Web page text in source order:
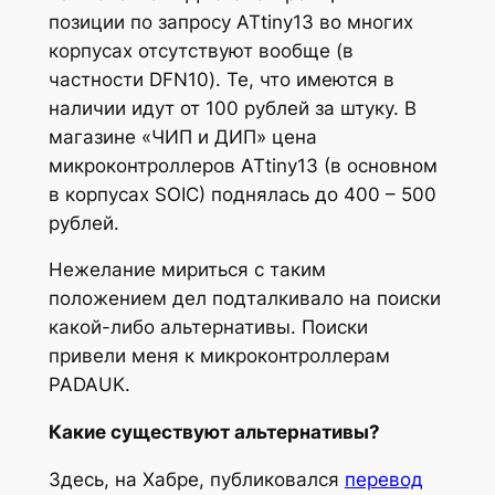
позиции по запросу ATtiny13 во многих
корпусах отсутствуют вообще (в
частности DFN10). Те, что имеются в
наличии идут от 100 рублей за штуку. В
магазине «ЧИП и ДИП» цена
микроконтроллеров ATtiny13 (в основном
в корпусах SOIC) поднялась до 400 – 500
рублей.
Нежелание мириться с таким
положением дел подталкивало на поиски
какой-либо альтернативы. Поиски
привели меня к микроконтроллерам
PADAUK.
Какие существуют альтернативы?
Здесь, на Хабре, публиковался перевод